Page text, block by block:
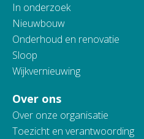
In onderzoek
Nieuwbouw
Onderhoud en renovatie
Sloop
Wijkvernieuwing
Over ons
Over onze organisatie
Toezicht en verantwoording